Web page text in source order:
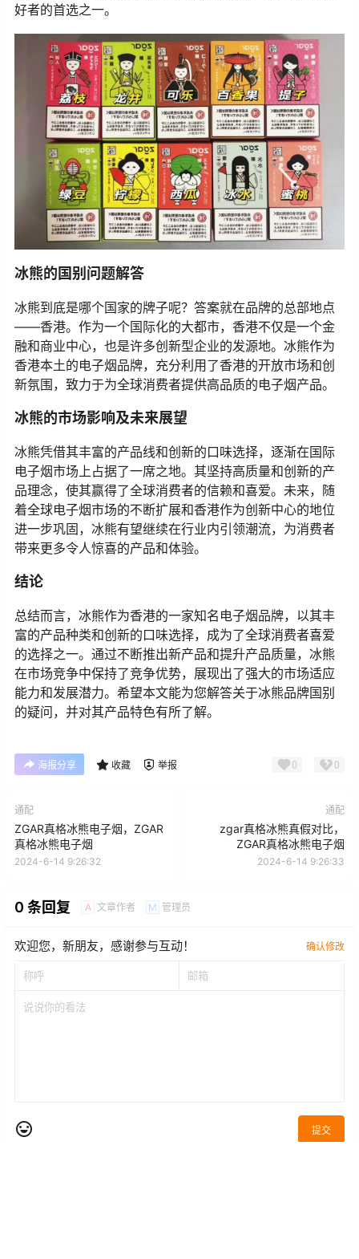
好者的首选之一。
冰熊的国别问题解答
冰熊到底是哪个国家的牌子呢？答案就在品牌的总部地点
——香港。作为一个国际化的大都市，香港不仅是一个金
融和商业中心，也是许多创新型企业的发源地。冰熊作为
香港本土的电子烟品牌，充分利用了香港的开放市场和创
新氛围，致力于为全球消费者提供高品质的电子烟产品。
冰熊的市场影响及未来展望
冰熊凭借其丰富的产品线和创新的口味选择，逐渐在国际
电子烟市场上占据了一席之地。其坚持高质量和创新的产
品理念，使其赢得了全球消费者的信赖和喜爱。未来，随
着全球电子烟市场的不断扩展和香港作为创新中心的地位
进一步巩固，冰熊有望继续在行业内引领潮流，为消费者
带来更多令人惊喜的产品和体验。
结论
总结而言，冰熊作为香港的一家知名电子烟品牌，以其丰
富的产品种类和创新的口味选择，成为了全球消费者喜爱
的选择之一。通过不断推出新产品和提升产品质量，冰熊
在市场竞争中保持了竞争优势，展现出了强大的市场适应
能力和发展潜力。希望本文能为您解答关于冰熊品牌国别
的疑问，并对其产品特色有所了解。
海报分享 收藏 举报 0 0
通配
ZGAR真格冰熊电子烟，ZGAR
真格冰熊电子烟
2024-6-14 9:26:32
通配
zgar真格冰熊真假对比，
ZGAR真格冰熊电子烟
2024-6-14 9:26:33
0 条回复 A 文章作者 M 管理员
欢迎您，新朋友，感谢参与互动！ 确认修改
提交